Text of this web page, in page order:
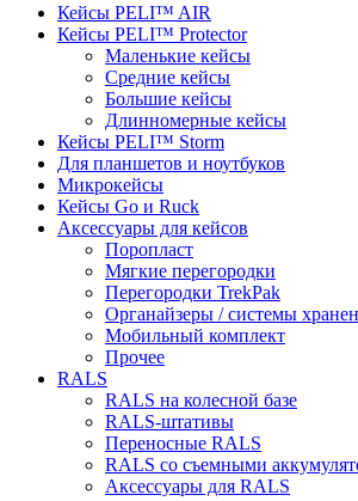
Кейсы PELI™ AIR
Кейсы PELI™ Protector
Маленькие кейсы
Средние кейсы
Большие кейсы
Длинномерные кейсы
Кейсы PELI™ Storm
Для планшетов и ноутбуков
Микрокейсы
Кейсы Go и Ruck
Аксессуары для кейсов
Поропласт
Мягкие перегородки
Перегородки TrekPak
Органайзеры / системы
Мобильный комплект
Прочее
RALS
RALS на колесной базе
RALS-штативы
Переносные RALS
RALS со съемными
Аксессуары для RALS